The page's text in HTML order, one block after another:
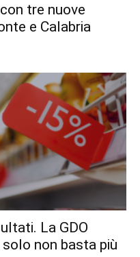
tre nuove
e Calabria
La GDO
non basta più